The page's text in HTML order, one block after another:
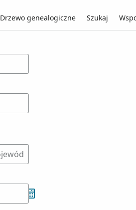
Drzewo genealogiczne Szukaj